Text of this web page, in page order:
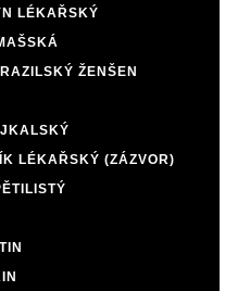
LÉKAŘSKÝ
ŽENŠEN
LÉKAŘSKÝ (ZÁZVOR)